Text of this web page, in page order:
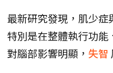
最新研究發現，肌少症
特別是在整體執行功
對腦部影響明顯， 失智